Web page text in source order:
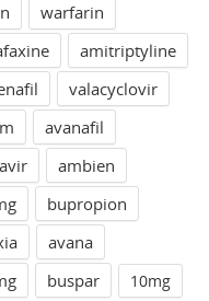
warfarin
amitriptyline
valacyclovir
avanafil
ambien
bupropion
avana
buspar
10mg